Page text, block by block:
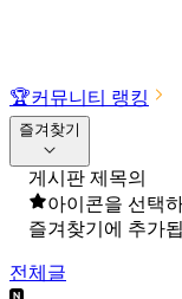
🏆커뮤니티 랭킹
즐겨찾기
게시판 제목의
아이콘을 선택
즐겨찾기에 추가
전체글